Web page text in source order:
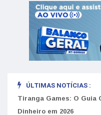
ÚLTIMAS NOTÍCIAS :
Tiranga Games: O Guia
Dinheiro em 2026